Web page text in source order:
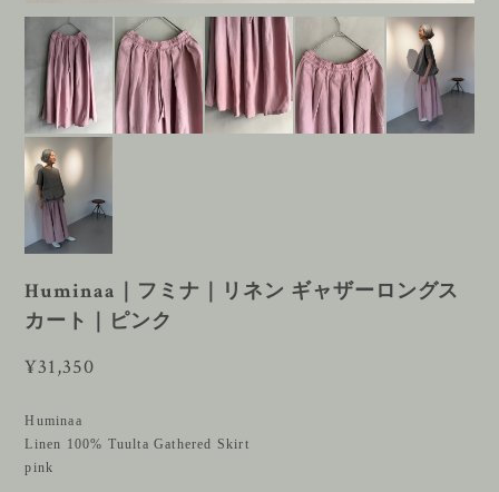
Huminaa｜フミナ｜リネン ギャザーロングス
カート｜ピンク
¥31,350
Huminaa
Linen 100% Tuulta Gathered Skirt
pink